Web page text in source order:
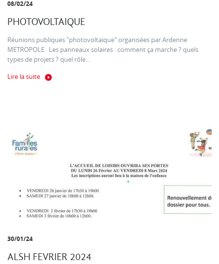
08/02/24
PHOTOVOLTAIQUE
Réunions publiques "photovoltaïque" organisées par Ardenne
METROPOLE Les panneaux solaires : comment ça marche ? quels
types de projets ? quel rôle...
Lire la suite
30/01/24
ALSH FEVRIER 2024